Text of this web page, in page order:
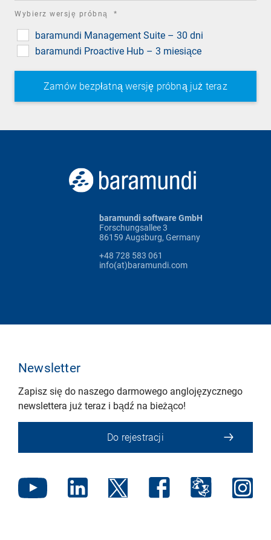
Wybierz wersję próbną *
baramundi Management Suite – 30 dni
baramundi Proactive Hub – 3 miesiące
baramundi software GmbH
Forschungsallee 3
86159 Augsburg, Germany
+48 728 583 061
info(at)baramundi.com
Newsletter
Zapisz się do naszego darmowego anglojęzycznego
newslettera już teraz i bądź na bieżąco!
Do rejestracji